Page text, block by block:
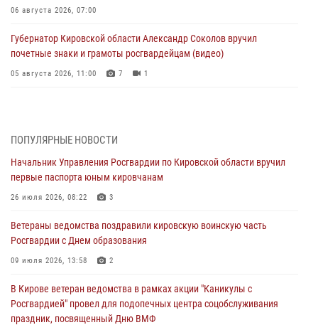
06 августа 2026, 07:00
Губернатор Кировской области Александр Соколов вручил
почетные знаки и грамоты росгвардейцам (видео)
05 августа 2026, 11:00 7 1
04 августа 2026, 09:30
В Кирове росгвардейцы задержали подозреваемого в грабеже
03 августа 2026, 09:01
митинге в честь Дня воздушно-десантных войск
03 августа 2026, 08:45
магазина
02 августа 2026, 07:00
ПОПУЛЯРНЫЕ НОВОСТИ
Начальник Управления Росгвардии по Кировской области вручил
первые паспорта юным кировчанам
26 июля 2026, 08:22 3
Ветераны ведомства поздравили кировскую воинскую часть
Росгвардии с Днем образования
09 июля 2026, 13:58 2
В Кирове ветеран ведомства в рамках акции "Каникулы с
Росгвардией" провел для подопечных центра соцобслуживания
праздник, посвященный Дню ВМФ